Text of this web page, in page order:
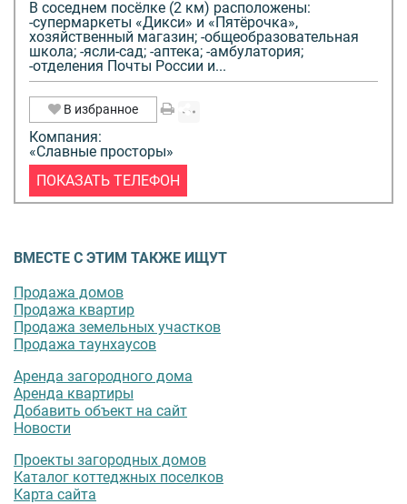
В соседнем посёлке (2 км) расположены:
-супермаркеты «Дикси» и «Пятёрочка»,
хозяйственный магазин; -общеобразовательная
школа; -ясли-сад; -аптека; -амбулатория;
-отделения Почты России и...
В избранное
Компания:
«Славные просторы»
ПОКАЗАТЬ ТЕЛЕФОН
ВМЕСТЕ С ЭТИМ ТАКЖЕ ИЩУТ
Продажа домов
Продажа квартир
Продажа земельных участков
Продажа таунхаусов
Аренда загородного дома
Аренда квартиры
Добавить объект на сайт
Новости
Проекты загородных домов
Каталог коттеджных поселков
Карта сайта